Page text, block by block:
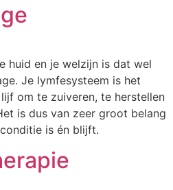
huid en je welzijn is dat wel
Je lymfesysteem is het
om te zuiveren, te herstellen
is dus van zeer groot belang
is én blijft.